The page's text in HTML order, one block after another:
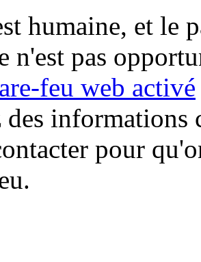
humaine, et le
n'est pas
feu web activé
des informations
pour